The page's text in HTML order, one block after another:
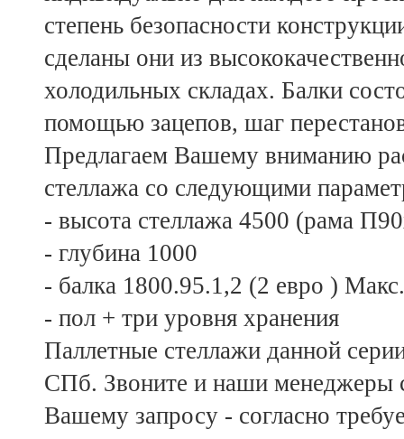
степень безопасности
сделаны они из
холодильных складах. Балки
помощью зацепов, шаг
Предлагаем Вашему вниманию
стеллажа со следующими
- высота стеллажа 4500 (рама
- глубина 1000
- балка 1800.95.1,2 (2 евро )
- пол + три уровня хранения
Паллетные стеллажи данной
СПб. Звоните и наши менеджеры
Вашему запросу - согласно